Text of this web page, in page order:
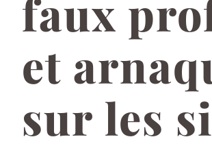
faux
et
sur les